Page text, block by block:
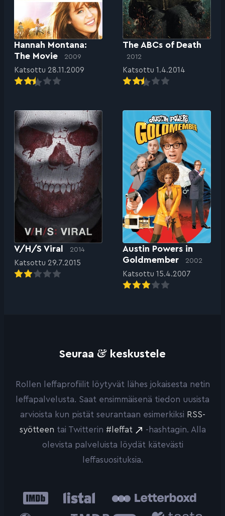
Hannah Montana:
The Movie
2009
Katsottu 28.11.2009
The ABCs of Death
2012
Katsottu 1.4.2014
V/H/S Viral 2014
Katsottu 29.7.2015
Austin Powers in
Goldmember
2002
Katsottu 15.4.2007
Seuraa & keskustele
Rollen leffaprofiilit löytyvät lähes jokaisesta netin
leffapalvelusta. Saat ensimmäisenä tiedon uusista
arvioista kun pistät seurantaan esimerkiksi RSS-
syötteen tai Twitterin #leffat
-hashtagin. Alla
olevista palveluista löydät kätevästi
leffasuosituksia.
IMDb Listal